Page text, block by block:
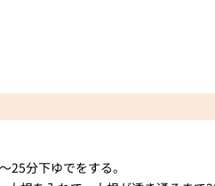
25分下ゆでをする。